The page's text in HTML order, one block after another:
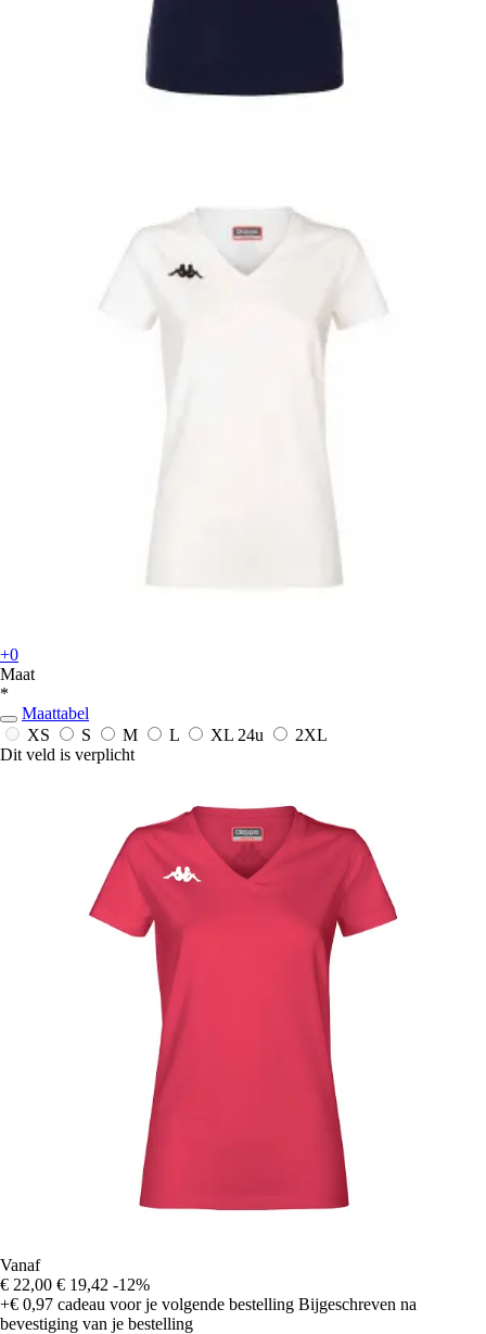
+0
Maat
*
Maattabel
XS
S M L XL 24u
2XL
Dit veld is verplicht
Vanaf
€ 22,00 € 19,42 -12%
+€ 0,97 cadeau voor je volgende bestelling Bijgeschreven na
bevestiging van je bestelling